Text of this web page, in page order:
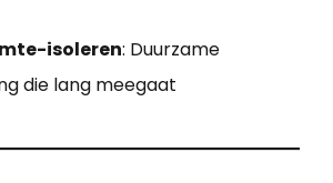
isoleren: Duurzame
die lang meegaat